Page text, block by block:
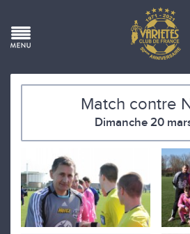
Match contre
Dimanche 20